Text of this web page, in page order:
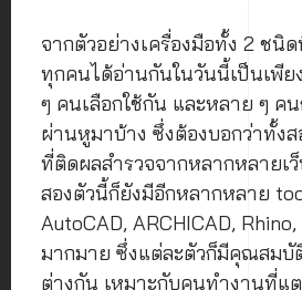
จากตัวอย่างเครื่องมือทั้ง 2 ชนิ
ทุกคนได้อ่านกันในวันนี้เป็นเพีย
ๆ คนเลือกใช้กัน และหลาย ๆ ค
ผ่านหูมาบ้าง ซึ่งต้องบอกว่าทั้ง
ที่ติดผลสำรวจจากหลากหลายเ
สองตัวนี้ก็ยังมีอีกหลากหลาย
AutoCAD, ARCHICAD,
มากมาย ซึ่งแต่ละตัวก็มีคุณสมบั
ต่างกัน เหมาะกับคนทำงานที่แ